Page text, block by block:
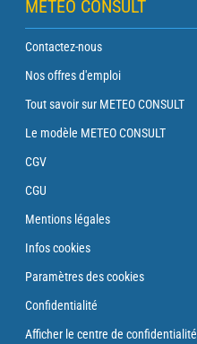
METEO CONSULT
Contactez-nous
Nos offres d'emploi
Tout savoir sur METEO CONSULT
Le modèle METEO CONSULT
CGV
CGU
Mentions légales
Infos cookies
Paramètres des cookies
Confidentialité
Afficher le centre de confidentialité